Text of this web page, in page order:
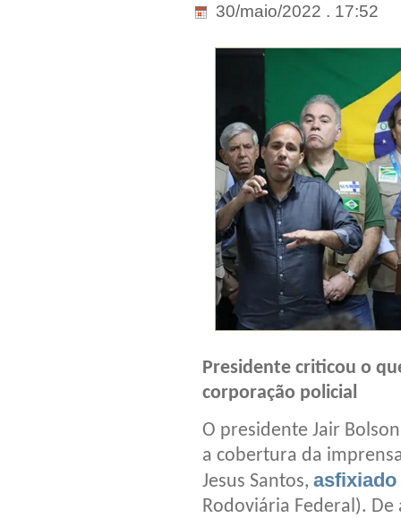
30/maio/2022 . 17:52
Presidente criticou o
corporação policial
O presidente Jair
a cobertura da
Jesus Santos, asfixiado
Rodoviária Federal).